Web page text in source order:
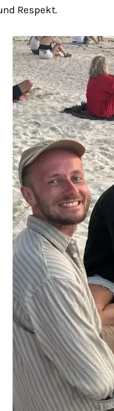
Respekt.